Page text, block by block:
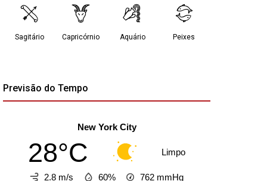
Previsão do Tempo
New York City
28°C Limpo
2.8 m/s 60% 762 mmHg